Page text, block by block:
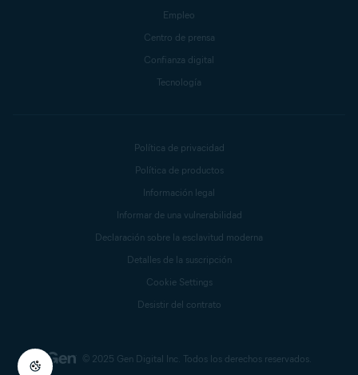
Empleo
Centro de prensa
Confianza digital
Tecnología
© 2025 Gen Digital Inc. Todos los derechos reservados.
Política de privacidad
Política de productos
Información legal
Informar de una vulnerabilidad
Declaración sobre la esclavitud moderna
Detalles de la suscripción
Cookie Settings
Desistir del contrato